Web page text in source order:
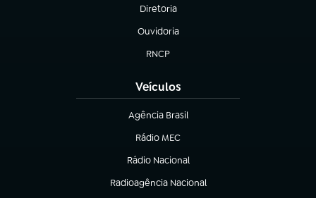
Diretoria
(abre em nova aba)
Ouvidoria
(abre em nova aba)
RNCP
(abre em nova aba)
Veículos
Agência Brasil
(abre em nova aba)
Rádio MEC
Rádio Nacional
(abre em nova aba)
Radioagência Nacional
(abre em nova aba)